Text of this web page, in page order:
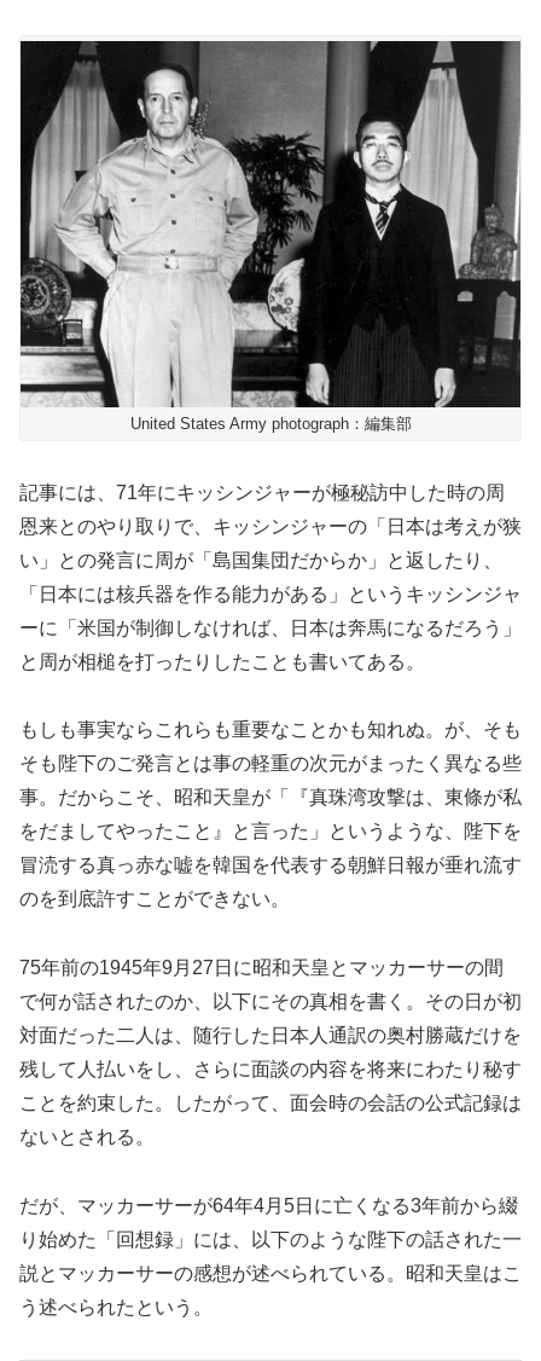
United States Army photograph：編集部
記事には、71年にキッシンジャーが極秘訪中した時の周
恩来とのやり取りで、キッシンジャーの「日本は考えが狭
い」との発言に周が「島国集団だからか」と返したり、
「日本には核兵器を作る能力がある」というキッシンジャ
ーに「米国が制御しなければ、日本は奔馬になるだろう」
と周が相槌を打ったりしたことも書いてある。
もしも事実ならこれらも重要なことかも知れぬ。が、そも
そも陛下のご発言とは事の軽重の次元がまったく異なる些
事。だからこそ、昭和天皇が「『真珠湾攻撃は、東條が私
をだましてやったこと』と言った」というような、陛下を
冒涜する真っ赤な嘘を韓国を代表する朝鮮日報が垂れ流す
のを到底許すことができない。
75年前の1945年9月27日に昭和天皇とマッカーサーの間
で何が話されたのか、以下にその真相を書く。その日が初
対面だった二人は、随行した日本人通訳の奥村勝蔵だけを
残して人払いをし、さらに面談の内容を将来にわたり秘す
ことを約束した。したがって、面会時の会話の公式記録は
ないとされる。
だが、マッカーサーが64年4月5日に亡くなる3年前から綴
り始めた「回想録」には、以下のような陛下の話された一
説とマッカーサーの感想が述べられている。昭和天皇はこ
う述べられたという。